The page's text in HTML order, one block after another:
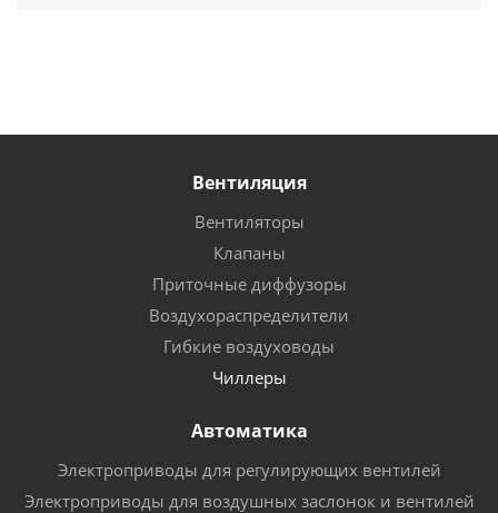
Вентиляция
Вентиляторы
Клапаны
Приточные диффузоры
Воздухораспределители
Гибкие воздуховоды
Чиллеры
Автоматика
Электроприводы для регулирующих вентилей
Электроприводы для воздушных заслонок и вентилей